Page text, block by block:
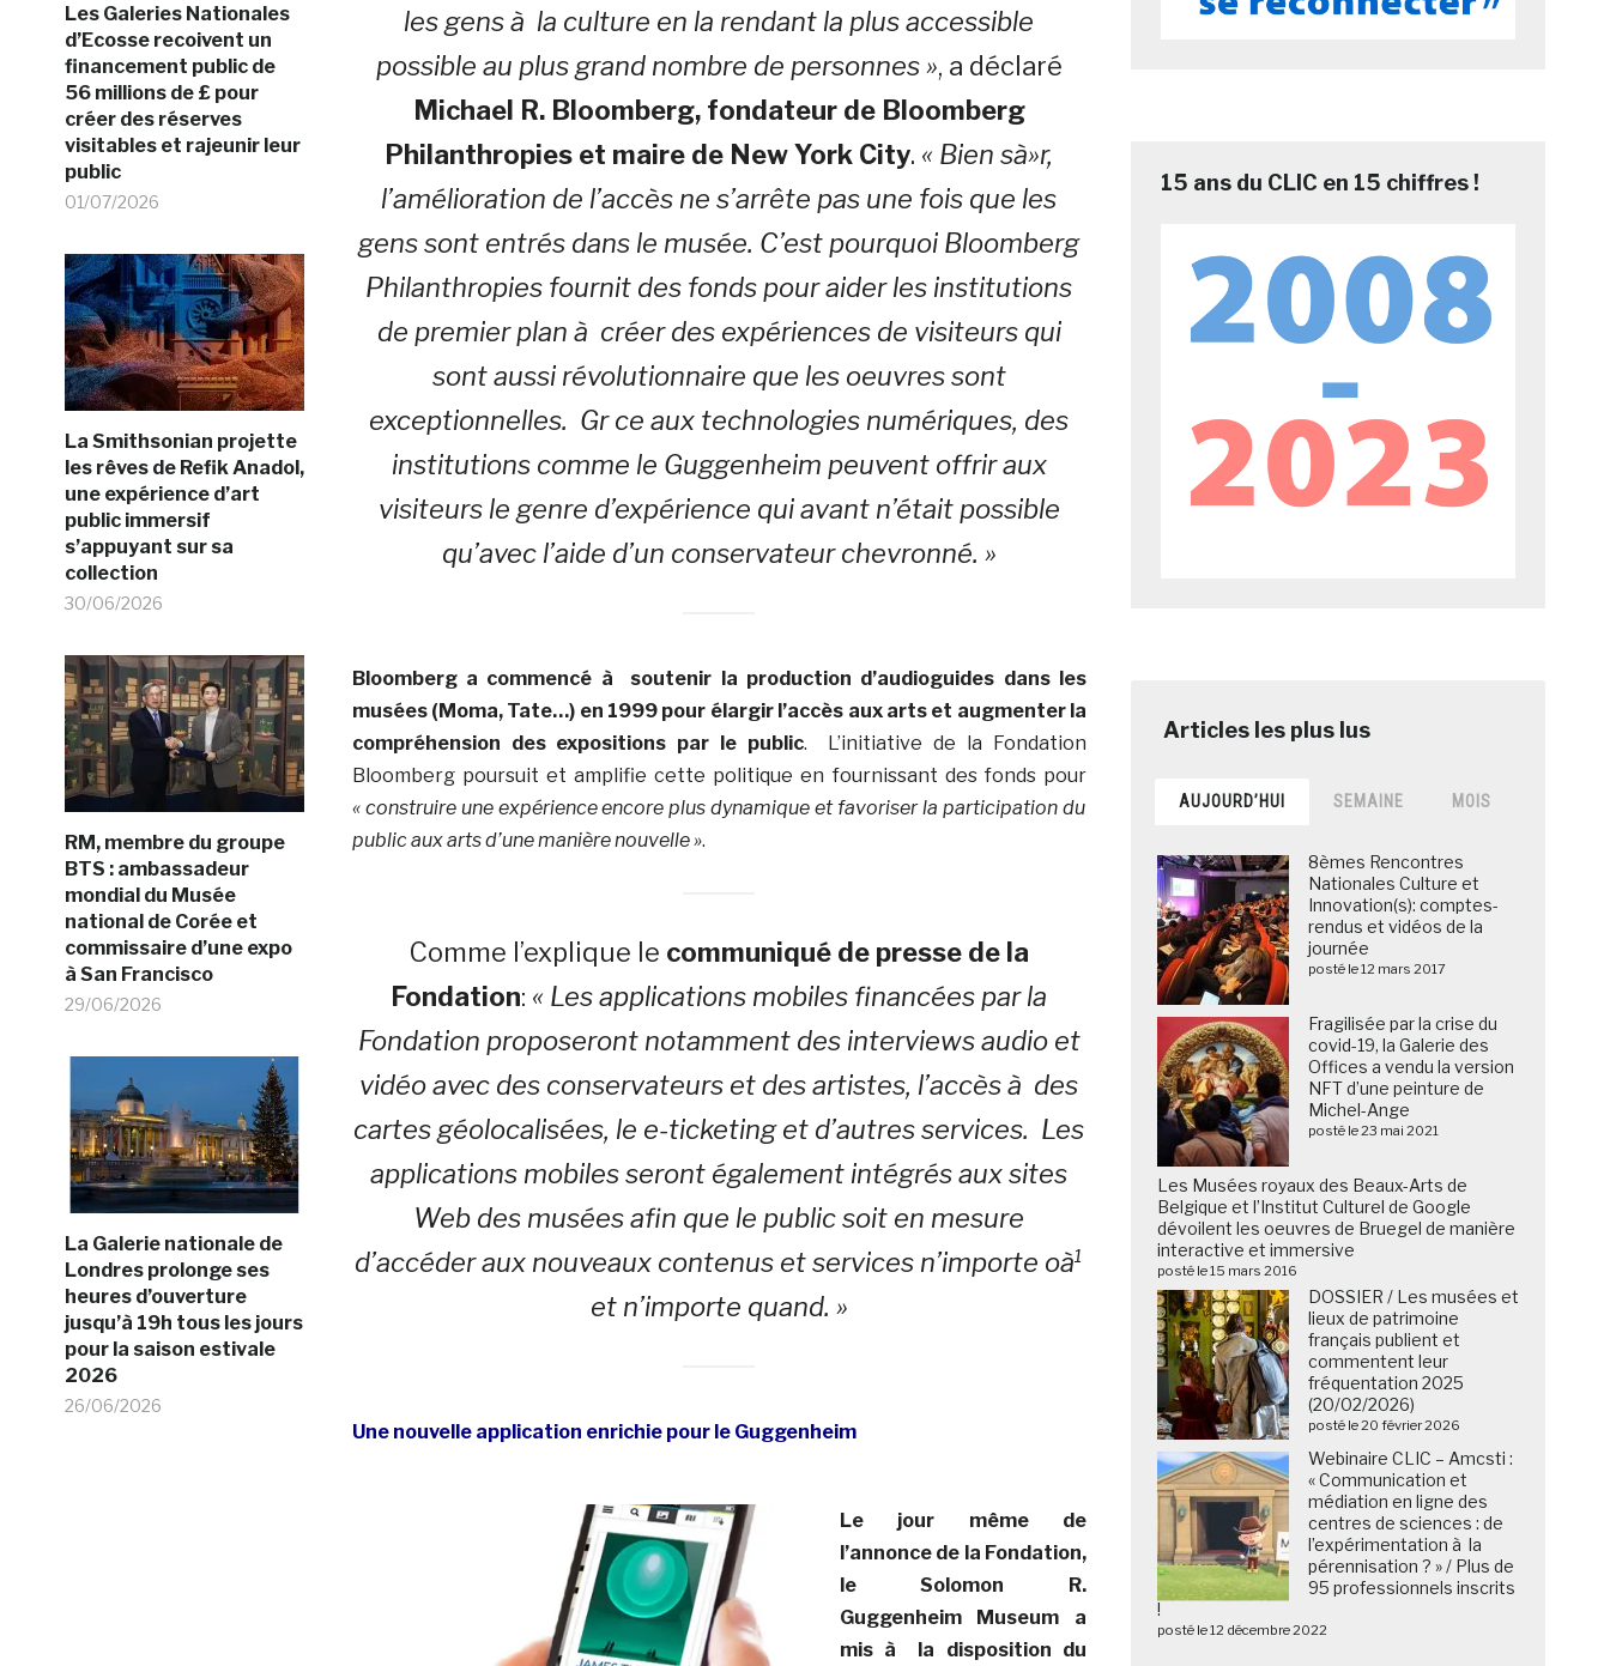
Les Galeries Nationales
d’Ecosse recoivent un
financement public de
56 millions de £ pour
créer des réserves
visitables et rajeunir leur
public
01/07/2026
La Smithsonian projette
les rêves de Refik Anadol,
une expérience d’art
public immersif
s’appuyant sur sa
collection
30/06/2026
RM, membre du groupe
BTS : ambassadeur
mondial du Musée
national de Corée et
commissaire d’une expo
à San Francisco
29/06/2026
La Galerie nationale de
Londres prolonge ses
heures d’ouverture
jusqu’à 19h tous les jours
pour la saison estivale
2026
26/06/2026
les gens à la culture en la rendant la plus accessible
possible au plus grand nombre de personnes », a déclaré
Michael R. Bloomberg, fondateur de Bloomberg
Philanthropies et maire de New York City. « Bien sà»r,
l’amélioration de l’accès ne s’arrête pas une fois que les
gens sont entrés dans le musée. C’est pourquoi Bloomberg
Philanthropies fournit des fonds pour aider les institutions
de premier plan à créer des expériences de visiteurs qui
sont aussi révolutionnaire que les oeuvres sont
exceptionnelles. Gr ce aux technologies numériques, des
institutions comme le Guggenheim peuvent offrir aux
visiteurs le genre d’expérience qui avant n’était possible
qu’avec l’aide d’un conservateur chevronné. »
Bloomberg a commencé à soutenir la production d’audioguides dans les
musées (Moma, Tate…) en 1999 pour élargir l’accès aux arts et augmenter la
compréhension des expositions par le public. L’initiative de la Fondation
Bloomberg poursuit et amplifie cette politique en fournissant des fonds pour
« construire une expérience encore plus dynamique et favoriser la participation du
public aux arts d’une manière nouvelle ».
Comme l’explique le communiqué de presse de la
Fondation: « Les applications mobiles financées par la
Fondation proposeront notamment des interviews audio et
vidéo avec des conservateurs et des artistes, l’accès à des
cartes géolocalisées, le e-ticketing et d’autres services. Les
applications mobiles seront également intégrés aux sites
Web des musées afin que le public soit en mesure
d’accéder aux nouveaux contenus et services n’importe oà¹
et n’importe quand. »
Une nouvelle application enrichie pour le Guggenheim
Le jour même de
l’annonce de la Fondation,
le Solomon R.
Guggenheim Museum a
mis à la disposition du
15 ans du CLIC en 15 chiffres !
AUJOURD’HUI SEMAINE MOIS
8èmes Rencontres
Nationales Culture et
Innovation(s): comptes-
rendus et vidéos de la
journée
posté le 12 mars 2017
Fragilisée par la crise du
covid-19, la Galerie des
Offices a vendu la version
NFT d’une peinture de
Michel-Ange
posté le 23 mai 2021
Les Musées royaux des Beaux-Arts de
Belgique et l’Institut Culturel de Google
dévoilent les oeuvres de Bruegel de manière
interactive et immersive
posté le 15 mars 2016
DOSSIER / Les musées et
lieux de patrimoine
français publient et
commentent leur
fréquentation 2025
(20/02/2026)
posté le 20 février 2026
Webinaire CLIC – Amcsti :
« Communication et
médiation en ligne des
centres de sciences : de
l’expérimentation à la
pérennisation ? » / Plus de
95 professionnels inscrits
!
posté le 12 décembre 2022